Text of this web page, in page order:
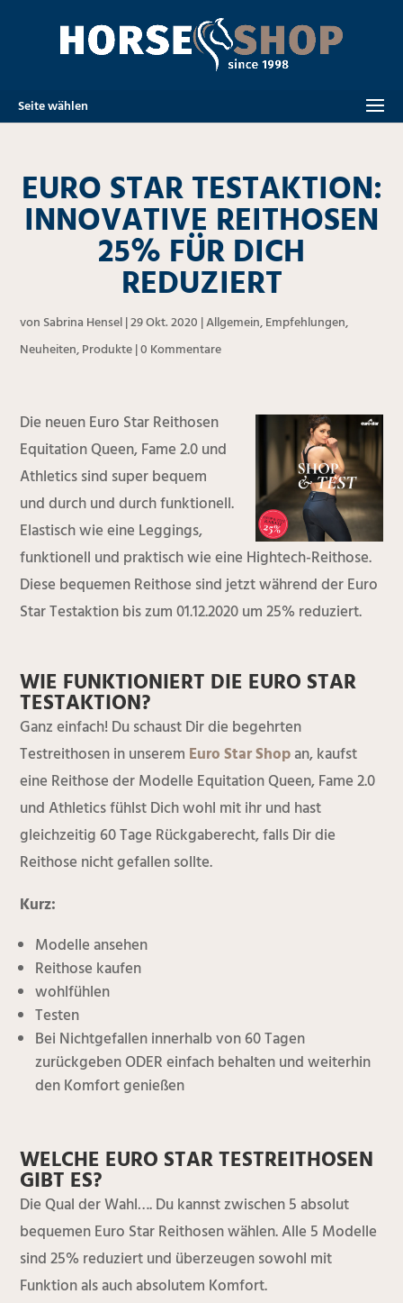
Seite wählen
EURO STAR TESTAKTION:
INNOVATIVE REITHOSEN
25% FÜR DICH
REDUZIERT
von Sabrina Hensel|29 Okt. 2020 |Allgemein,Empfehlungen,
Neuheiten,Produkte|0 Kommentare
Die neuen Euro Star Reithosen
Equitation Queen, Fame 2.0 und
Athletics sind super bequem
und durch und durch funktionell.
Elastisch wie eine Leggings,
funktionell und praktisch wie eine Hightech-Reithose.
Diese bequemen Reithose sind jetzt während der Euro
Star Testaktion bis zum 01.12.2020 um 25% reduziert.
WIE FUNKTIONIERT DIE EURO STAR
TESTAKTION?
Ganz einfach! Du schaust Dir die begehrten
Testreithosen in unserem Euro Star Shopan, kaufst
eine Reithose der Modelle Equitation Queen, Fame 2.0
und Athletics fühlst Dich wohl mit ihr und hast
gleichzeitig 60 Tage Rückgaberecht, falls Dir die
Reithose nicht gefallen sollte.
Kurz:
Modelle ansehen
Reithose kaufen
wohlfühlen
Testen
Bei Nichtgefallen innerhalb von 60 Tagen
zurückgeben ODER einfach behalten und weiterhin
den Komfort genießen
WELCHE EURO STAR TESTREITHOSEN
GIBT ES?
Die Qual der Wahl…. Du kannst zwischen 5 absolut
bequemen Euro Star Reithosen wählen. Alle 5 Modelle
sind 25% reduziert und überzeugen sowohl mit
Funktion als auch absolutem Komfort.